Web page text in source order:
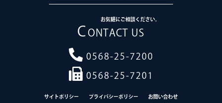
C ONTACT US
お気軽にご相談ください。
0568-25-7200
0568-25-7201
サイトポリシー プライバシーポリシー お問い合わせ